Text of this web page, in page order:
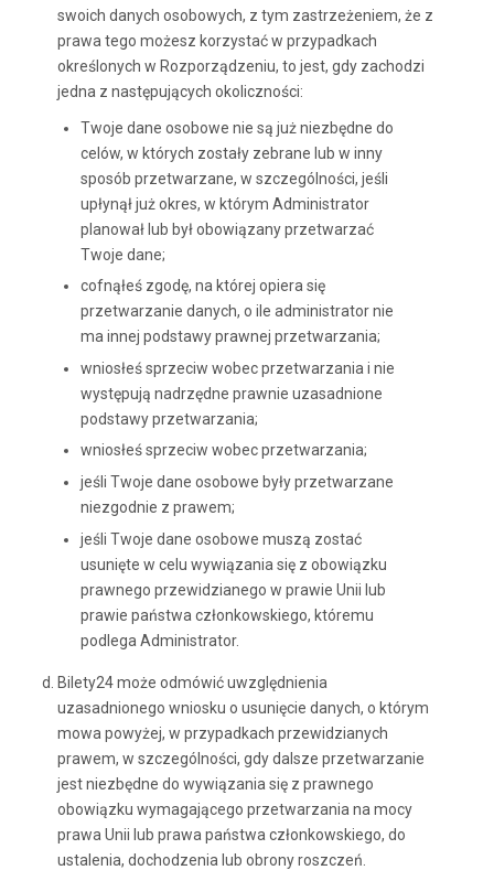
swoich danych osobowych, z tym zastrzeżeniem, że z
prawa tego możesz korzystać w przypadkach
określonych w Rozporządzeniu, to jest, gdy zachodzi
jedna z następujących okoliczności:
Twoje dane osobowe nie są już niezbędne do
celów, w których zostały zebrane lub w inny
sposób przetwarzane, w szczególności, jeśli
upłynął już okres, w którym Administrator
planował lub był obowiązany przetwarzać
Twoje dane;
cofnąłeś zgodę, na której opiera się
przetwarzanie danych, o ile administrator nie
ma innej podstawy prawnej przetwarzania;
wniosłeś sprzeciw wobec przetwarzania i nie
występują nadrzędne prawnie uzasadnione
podstawy przetwarzania;
wniosłeś sprzeciw wobec przetwarzania;
jeśli Twoje dane osobowe były przetwarzane
niezgodnie z prawem;
jeśli Twoje dane osobowe muszą zostać
usunięte w celu wywiązania się z obowiązku
prawnego przewidzianego w prawie Unii lub
prawie państwa członkowskiego, któremu
podlega Administrator.
Bilety24 może odmówić uwzględnienia
uzasadnionego wniosku o usunięcie danych, o którym
mowa powyżej, w przypadkach przewidzianych
prawem, w szczególności, gdy dalsze przetwarzanie
jest niezbędne do wywiązania się z prawnego
obowiązku wymagającego przetwarzania na mocy
prawa Unii lub prawa państwa członkowskiego, do
ustalenia, dochodzenia lub obrony roszczeń.